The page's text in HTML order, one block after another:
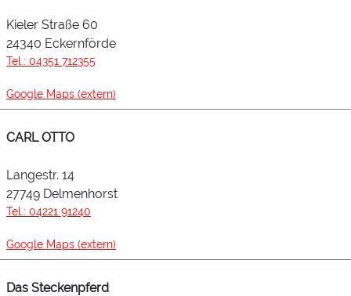
Kieler Straße 60
24340 Eckernförde
Tel.: 04351 712355
Google Maps (extern)
CARL OTTO
Langestr. 14
27749 Delmenhorst
Tel.: 04221 91240
Google Maps (extern)
Das Steckenpferd